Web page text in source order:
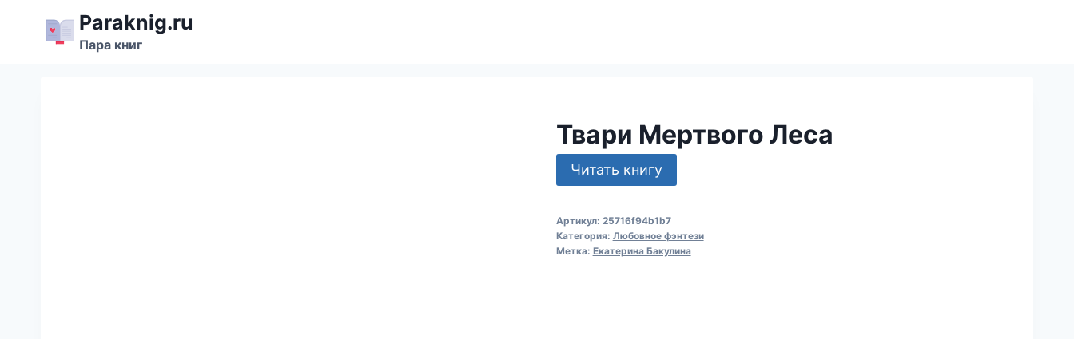
содержимому
Paraknig.ru
Пара книг
Твари Мертвого Леса
Читать книгу
Артикул: 25716f94b1b7
Категория: Любовное фэнтези
Метка: Екатерина Бакулина